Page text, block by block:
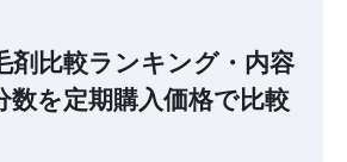
剤比較ランキング・内容
数を定期購入価格で比較